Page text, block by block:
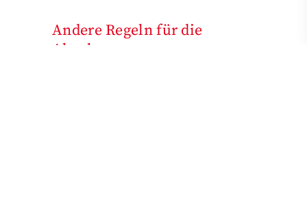
Andere Regeln für die
Abgabe